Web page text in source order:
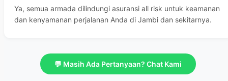
Ya, semua armada dilindungi asuransi all risk untuk keamanan
dan kenyamanan perjalanan Anda di Jambi dan sekitarnya.
💬 Masih Ada Pertanyaan? Chat Kami